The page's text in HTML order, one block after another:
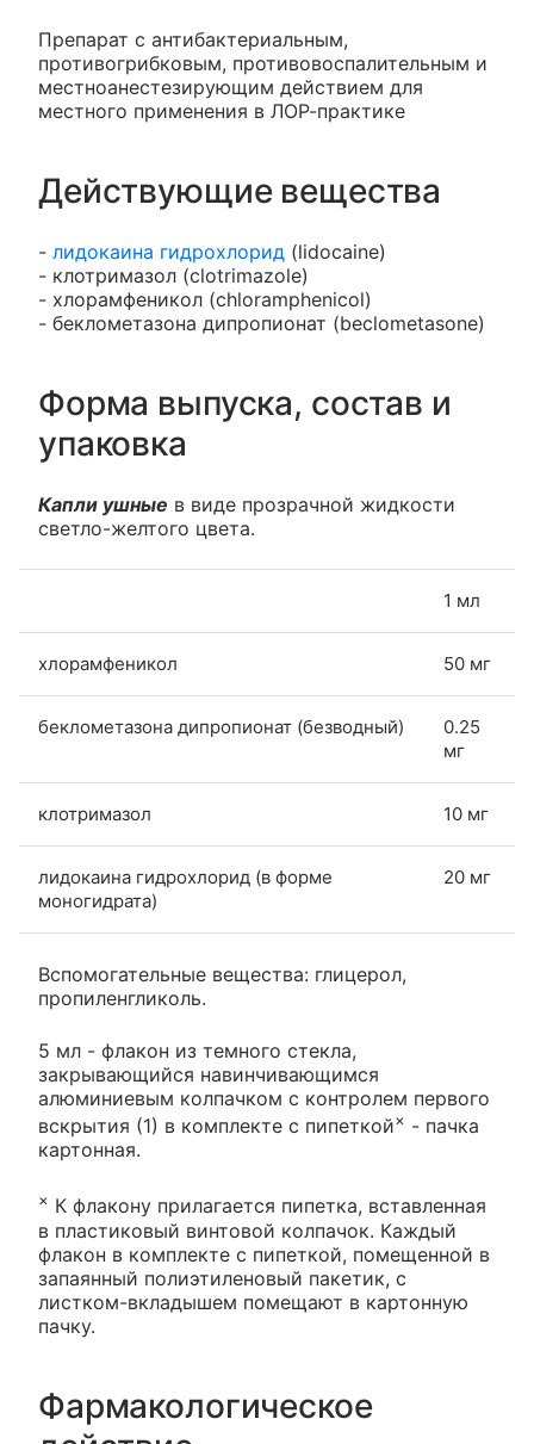
Препарат с антибактериальным,
противогрибковым, противовоспалительным и
местноанестезирующим действием для
местного применения в ЛОР-практике
Действующие вещества
- лидокаина гидрохлорид (lidocaine)
- клотримазол (clotrimazole)
- хлорамфеникол (chloramphenicol)
- беклометазона дипропионат (beclometasone)
Форма выпуска, состав и
упаковка
Капли ушные в виде прозрачной жидкости
светло-желтого цвета.
1 мл
хлорамфеникол 50 мг
беклометазона дипропионат (безводный)
0.25
мг
клотримазол 10 мг
лидокаина гидрохлорид (в форме
моногидрата)
20 мг
Вспомогательные вещества: глицерол,
пропиленгликоль.
5 мл - флакон из темного стекла,
закрывающийся навинчивающимся
алюминиевым колпачком с контролем первого
вскрытия (1) в комплекте с пипеткой× - пачка
картонная.
× К флакону прилагается пипетка, вставленная
в пластиковый винтовой колпачок. Каждый
флакон в комплекте с пипеткой, помещенной в
запаянный полиэтиленовый пакетик, с
листком-вкладышем помещают в картонную
пачку.
Фармакологическое